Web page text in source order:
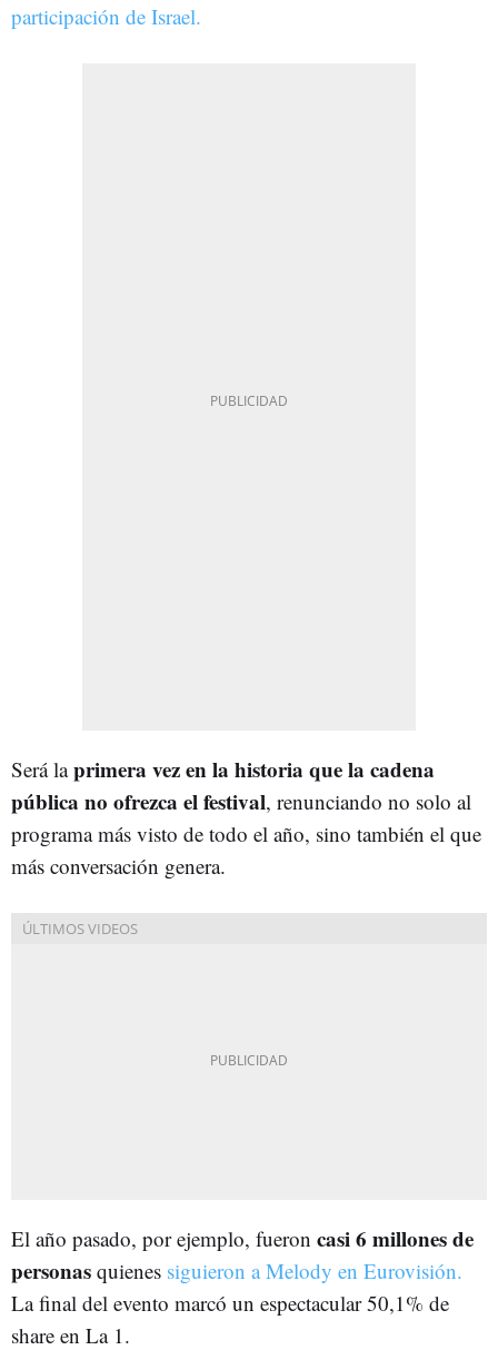
participación de Israel.
Será laprimera vez en la historia que la cadena
pública no ofrezca el festival, renunciando no solo al
programa más visto de todo el año, sino también el que
más conversación genera.
El año pasado, por ejemplo, fueron casi 6 millones de
personas quienes siguieron a Melody en Eurovisión.
La final del evento marcó un espectacular 50,1% de
share en La 1.